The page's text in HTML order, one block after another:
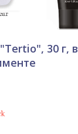
30 г, в